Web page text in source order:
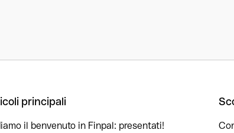
principali
il benvenuto in Finpal: presentati!